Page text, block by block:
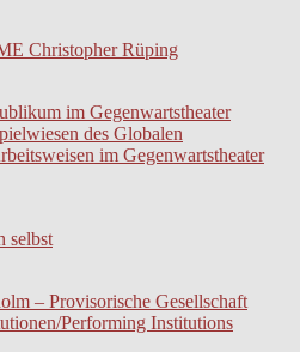
Christopher Rüping
im Gegenwartstheater
des Globalen
im Gegenwartstheater
selbst
– Provisorische Gesellschaft
Performing Institutions